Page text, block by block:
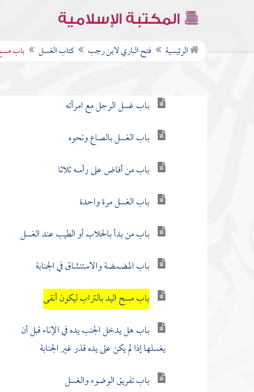
المكتبة الإسلامية
الرئيسية فتح الباري لابن رجب كتاب الغسل باب
كتاب الإيمان
كتاب الغسل
باب غسل الرجل مع امرأته
باب الغسل بالصاع ونحوه
باب من أفاض على رأسه ثلاثا
باب الغسل مرة واحدة
باب من بدأ بالحلاب أو الطيب عند الغسل
باب المضمضة والاستنشاق في الجنابة
باب مسح اليد بالتراب ليكون أنقى
باب هل يدخل الجنب يده في الإناء قبل أن
يغسلها إذا لم يكن على يده قذر غير الجنابة
باب تفريق الوضوء والغسل